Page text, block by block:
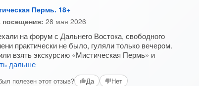
Пермь. 18+
посещения: 28 мая 2026
на форум с Дальнего Востока, свободного
практически не было, гуляли только вечером.
взять экскурсию «Мистическая Пермь» и
дальше
полезен этот отзыв? Да Нет